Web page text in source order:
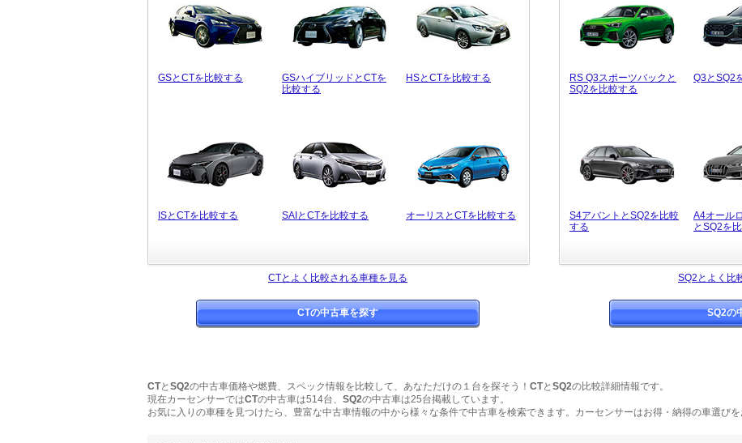
GSとCTを比較する
GSハイブリッドとCTを
比較する
HSとCTを比較する
ISとCTを比較する SAIとCTを比較する オーリスとCTを比較する
RS Q3スポーツバックと
SQ2を比較する
Q3とSQ2
S4アバントとSQ2を比較
する
A4オール
とSQ2を
CTとよく比較される車種を見る SQ2とよく比
CTの中古車を探す SQ2の
CTと SQ2の中古車価格や燃費、スペック情報を比較して、あなただけの１台を探そう！ CTと SQ2の比較詳細情報です。
現在カーセンサーではCTの中古車は514台、 SQ2の中古車は25台掲載しています。
お気に入りの車種を見つけたら、豊富な中古車情報の中から様々な条件で中古車を検索できます。カーセンサーはお得・納得の車選びを